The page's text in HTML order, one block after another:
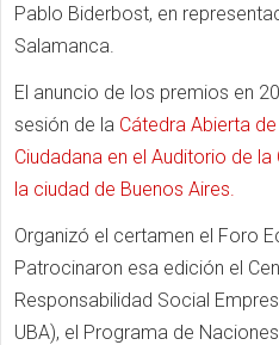
Pablo Biderbost, en
Salamanca.
El anuncio de los premios en
sesión de la Cátedra Abierta
Ciudadana en el Auditorio de
la ciudad de Buenos Aires.
Organizó el certamen el Foro
Patrocinaron esa edición el
Responsabilidad Social
UBA), el Programa de